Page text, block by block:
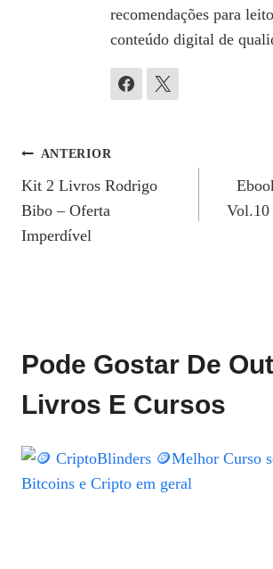
recomendações para
conteúdo digital de
Navegação
De
Post
ANTERIOR
Kit 2 Livros Rodrigo
Bibo – Oferta
Imperdível
Vol.10
Pode Gostar De
Livros E Cursos